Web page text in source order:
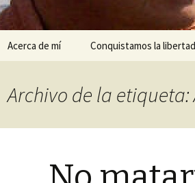
Saltar
Acerca de mí Conquistamos la
Archivo de la